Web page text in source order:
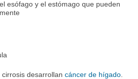
esófago y el estómago que pueden
desarrollan cáncer de hígado